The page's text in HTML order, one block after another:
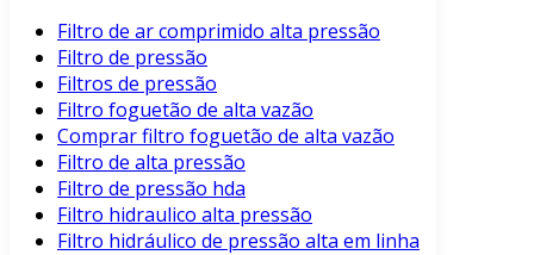
Filtro de ar comprimido alta pressão
Filtro de pressão
Filtros de pressão
Filtro foguetão de alta vazão
Comprar filtro foguetão de alta vazão
Filtro de alta pressão
Filtro de pressão hda
Filtro hidraulico alta pressão
Filtro hidráulico de pressão alta em linha